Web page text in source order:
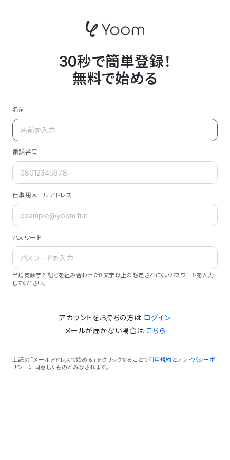
30秒で簡単登録！
無料で始める
名前
電話番号
仕事用メールアドレス
パスワード
半角英数字と記号を組み合わせた8文字以上の想定されにくいパスワードを入力
してください。
アカウントをお持ちの方は ログイン
メールが届かない場合は こちら
上記の「メールアドレスで始める」をクリックすることで利用規約 とプライバシーポ
リシーに同意したものとみなされます。